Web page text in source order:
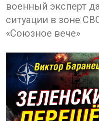
военный эксперт
ситуации в зоне
«Союзное вече»